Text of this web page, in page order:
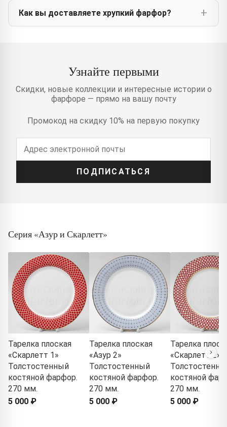
Как вы доставляете хрупкий фарфор?
Узнайте первыми
Скидки, новые коллекции и интересные истории о
фарфоре — прямо на вашу почту
Промокод на скидку 10% на первую покупку
ПОДПИСАТЬСЯ
Серия «Азур и Скарлетт»
Тарелка плоская
«Скарлетт 1»
Толстостенный
костяной фарфор.
270 мм.
5 000 ₽
Тарелка плоская
«Азур 2»
Толстостенный
костяной фарфор.
270 мм.
5 000 ₽
Тарелка
«Скарлетт 2»
костяной
270 мм.
5 000 ₽